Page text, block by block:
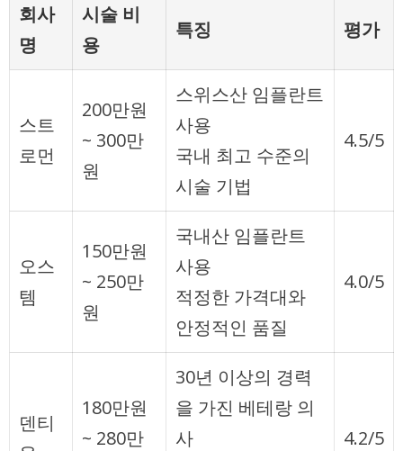
회사
명
시술 비
용
특징 평가
스트
로먼
200만원
~ 300만
원
스위스산 임플란트
사용
국내 최고 수준의
시술 기법
4.5/5
오스
템
150만원
~ 250만
원
국내산 임플란트
사용
적정한 가격대와
안정적인 품질
4.0/5
덴티
180만원
~ 280만
30년 이상의 경력
을 가진 베테랑 의
사
4.2/5